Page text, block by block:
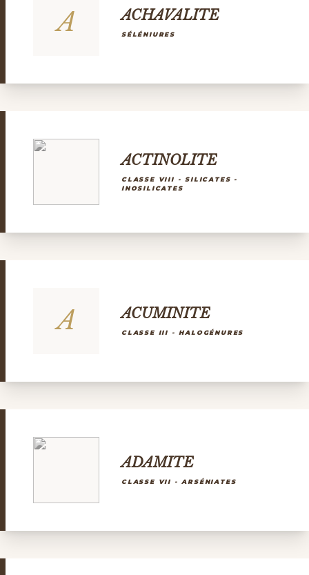
A ACHAVALITE
SÉLÉNIURES
ACTINOLITE
CLASSE VIII - SILICATES -
INOSILICATES
A ACUMINITE
CLASSE III - HALOGÉNURES
ADAMITE
CLASSE VII - ARSÉNIATES